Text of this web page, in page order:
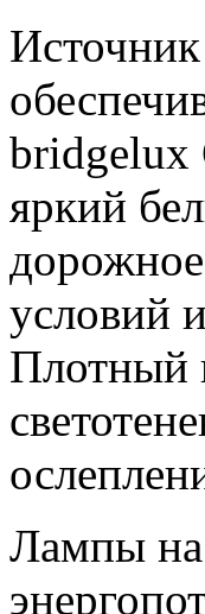
bridgelux
яркий
условий
Плотный
Лампы на